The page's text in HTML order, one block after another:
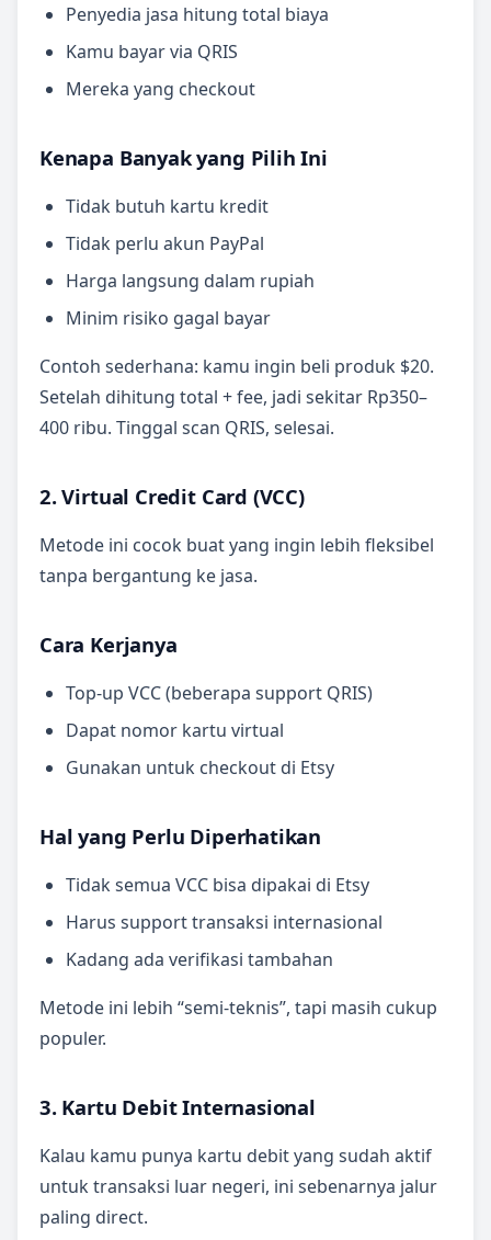
Penyedia jasa hitung total biaya
Kamu bayar via QRIS
Mereka yang checkout
Kenapa Banyak yang Pilih Ini
Tidak butuh kartu kredit
Tidak perlu akun PayPal
Harga langsung dalam rupiah
Minim risiko gagal bayar
Contoh sederhana: kamu ingin beli produk $20.
Setelah dihitung total + fee, jadi sekitar Rp350–
400 ribu. Tinggal scan QRIS, selesai.
2. Virtual Credit Card (VCC)
Metode ini cocok buat yang ingin lebih fleksibel
tanpa bergantung ke jasa.
Cara Kerjanya
Top-up VCC (beberapa support QRIS)
Dapat nomor kartu virtual
Gunakan untuk checkout di Etsy
Hal yang Perlu Diperhatikan
Tidak semua VCC bisa dipakai di Etsy
Harus support transaksi internasional
Kadang ada verifikasi tambahan
Metode ini lebih “semi-teknis”, tapi masih cukup
populer.
3. Kartu Debit Internasional
Kalau kamu punya kartu debit yang sudah aktif
untuk transaksi luar negeri, ini sebenarnya jalur
paling direct.